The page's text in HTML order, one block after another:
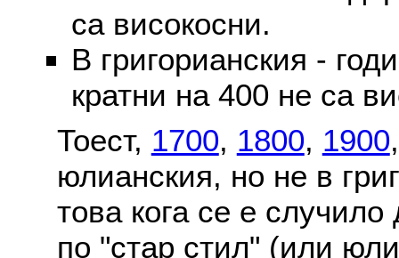
са високосни.
В григорианския -
кратни на 400 не са
Тоест, 1700, 1800, 1900
юлианския, но не в
това кога се е
по "стар стил" (или